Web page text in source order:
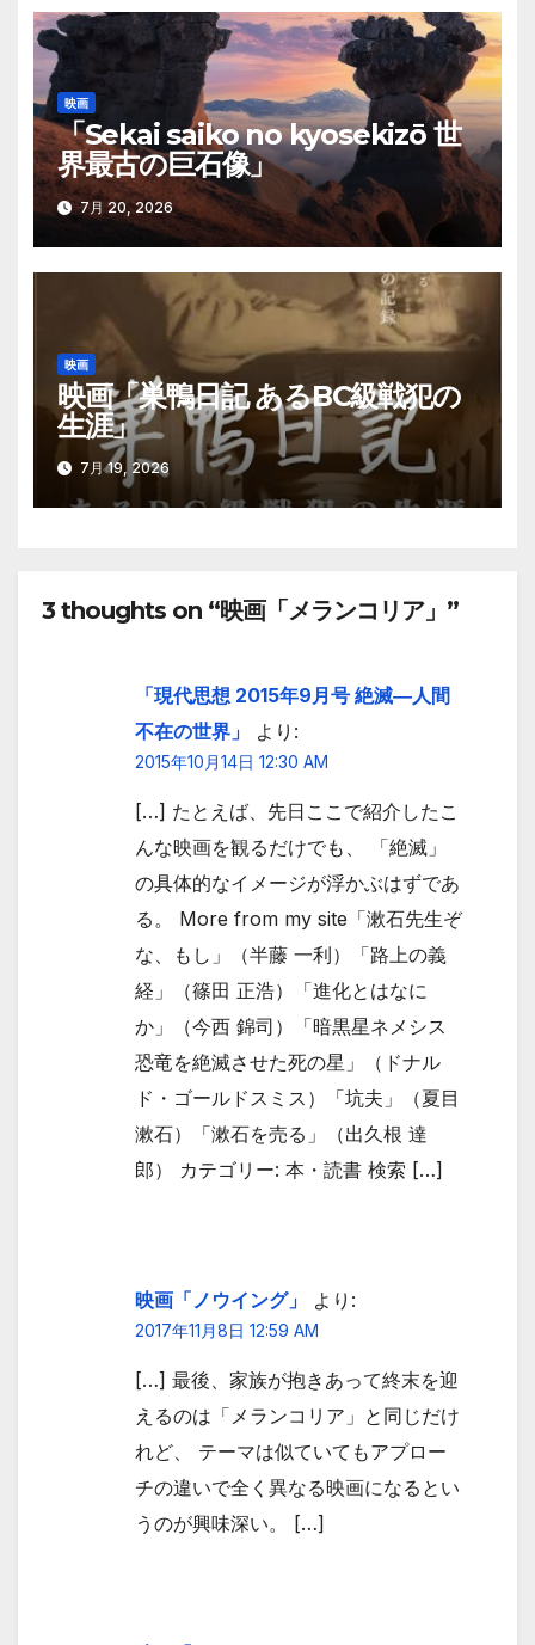
映画
「Sekai saiko no kyosekizō 世
界最古の巨石像」
7月 20, 2026
映画
映画「巣鴨日記 あるBC級戦犯の
生涯」
7月 19, 2026
3 thoughts on “映画「メランコリア」”
「現代思想 2015年9月号 絶滅―人間
不在の世界」
より:
2015年10月14日 12:30 AM
[…] たとえば、先日ここで紹介したこ
んな映画を観るだけでも、 「絶滅」
の具体的なイメージが浮かぶはずであ
る。 More from my site「漱石先生ぞ
な、もし」（半藤 一利）「路上の義
経」（篠田 正浩）「進化とはなに
か」（今西 錦司）「暗黒星ネメシス
恐竜を絶滅させた死の星」（ドナル
ド・ゴールドスミス）「坑夫」（夏目
漱石）「漱石を売る」（出久根 達
郎） カテゴリー: 本・読書 検索 […]
映画「ノウイング」 より:
2017年11月8日 12:59 AM
[…] 最後、家族が抱きあって終末を迎
えるのは「メランコリア」と同じだけ
れど、 テーマは似ていてもアプロー
チの違いで全く異なる映画になるとい
うのが興味深い。 […]